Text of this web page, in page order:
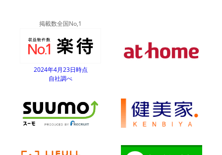
掲載数全国No,1
2024年4月23日時点
自社調べ